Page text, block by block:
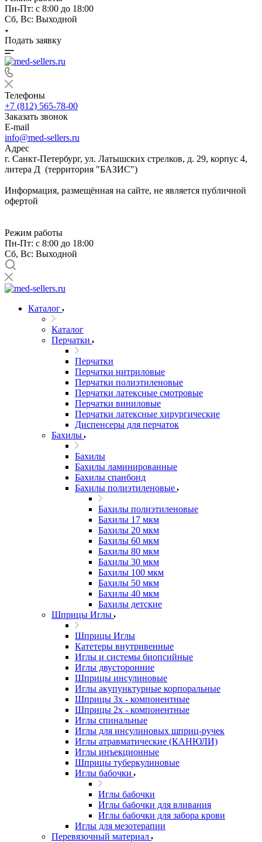
Пн-Пт: с 8:00 до 18:00
Сб, Вс: Выходной
Подать заявку
Телефоны
+7 (812) 565-78-00
Заказать звонок
E-mail
info@med-sellers.ru
Адрес
г. Санкт-Петербург, ул. Латышских стрелков, д. 29, корпус 4,
литера Д (территория "БАЗИС")
Информация, размещённая на сайте, не является публичной
офертой
Режим работы
Пн-Пт: с 8:00 до 18:00
Сб, Вс: Выходной
Каталог
Каталог
Перчатки
Перчатки
Перчатки нитриловые
Перчатки полиэтиленовые
Перчатки латексные смотровые
Перчатки виниловые
Перчатки латексные хирургические
Диспенсеры для перчаток
Бахилы
Бахилы
Бахилы ламинированные
Бахилы спанбонд
Бахилы полиэтиленовые
Бахилы полиэтиленовые
Бахилы 17 мкм
Бахилы 20 мкм
Бахилы 60 мкм
Бахилы 80 мкм
Бахилы 30 мкм
Бахилы 100 мкм
Бахилы 50 мкм
Бахилы 40 мкм
Бахилы детские
Шприцы Иглы
Шприцы Иглы
Катетеры внутривенные
Иглы и системы биопсийные
Иглы двусторонние
Шприцы инсулиновые
Иглы акупунктурные корпоральные
Шприцы 3х - компонентные
Шприцы 2х - компонентные
Иглы спинальные
Иглы для инсулиновых шприц-ручек
Иглы атравматические (КАНЮЛИ)
Иглы инъекционные
Шприцы туберкулиновые
Иглы бабочки
Иглы бабочки
Иглы бабочки для вливания
Иглы бабочки для забора крови
Иглы для мезотерапии
Перевязочный материал